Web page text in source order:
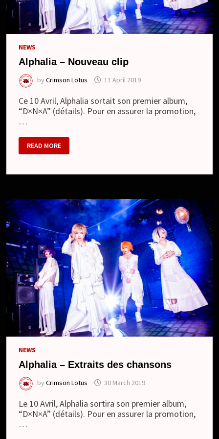
NEWS
Alphalia – Nouveau clip
byCrimson Lotus 11 April 2019
Ce 10 Avril, Alphalia sortait son premier album,
“D×N×A” (détails). Pour en assurer la promotion,
…
ALPHALIA
–
NOUVEAU
READ MORE
NEWS
Alphalia – Extraits des chansons
byCrimson Lotus 30 March 2019
Le 10 Avril, Alphalia sortira son premier album,
“D×N×A” (détails). Pour en assurer la promotion,
…